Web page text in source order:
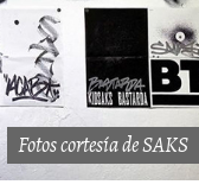
Fotos cortesía de SAKS